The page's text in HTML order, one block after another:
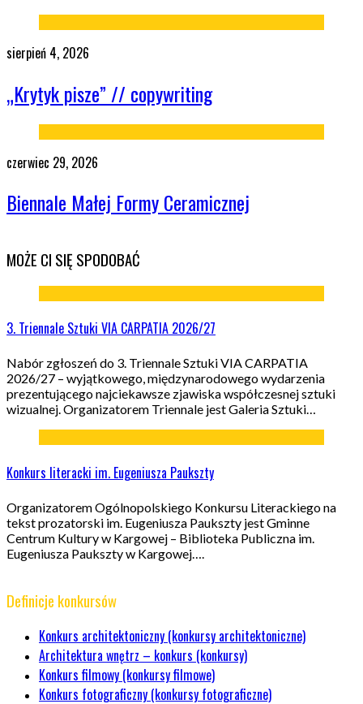
sierpień 4, 2026
„Krytyk pisze” // copywriting
czerwiec 29, 2026
Biennale Małej Formy Ceramicznej
MOŻE CI SIĘ SPODOBAĆ
3. Triennale Sztuki VIA CARPATIA 2026/27
Nabór zgłoszeń do 3. Triennale Sztuki VIA CARPATIA
2026/27 – wyjątkowego, międzynarodowego wydarzenia
prezentującego najciekawsze zjawiska współczesnej sztuki
wizualnej. Organizatorem Triennale jest Galeria Sztuki…
Konkurs literacki im. Eugeniusza Paukszty
Organizatorem Ogólnopolskiego Konkursu Literackiego na
tekst prozatorski im. Eugeniusza Paukszty jest Gminne
Centrum Kultury w Kargowej – Biblioteka Publiczna im.
Eugeniusza Paukszty w Kargowej….
Definicje konkursów
Konkurs architektoniczny (konkursy architektoniczne)
Architektura wnętrz – konkurs (konkursy)
Konkurs filmowy (konkursy filmowe)
Konkurs fotograficzny (konkursy fotograficzne)